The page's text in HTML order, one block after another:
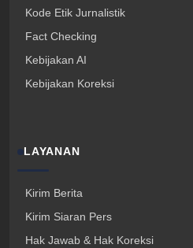
Kode Etik Jurnalistik
Fact Checking
Kebijakan AI
Kebijakan Koreksi
LAYANAN
Kirim Berita
Kirim Siaran Pers
Hak Jawab & Hak Koreksi